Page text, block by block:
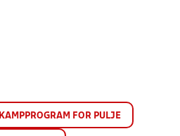
KAMPPROGRAM FOR PULJE